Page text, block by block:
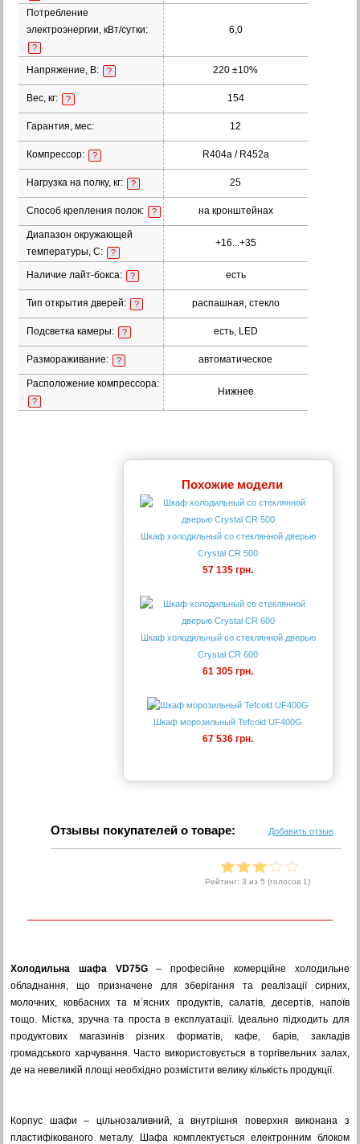
Потребление
электроэнергии, кВт/сутки:
?
6,0
Напряжение, В: ? 220 ±10%
Вес, кг: ? 154
Гарантия, мес: 12
Компрессор: ? R404a / R452a
Нагрузка на полку, кг: ? 25
Способ крепления полок: ? на кронштейнах
Диапазон окружающей
температуры, С:
?
+16...+35
Наличие лайт-бокса: ? есть
Тип открытия дверей: ? распашная, стекло
Подсветка камеры: ? есть, LED
Размораживание: ? автоматическое
Расположение компрессора:
?
Нижнее
Похожие модели
Шкаф холодильный со стеклянной дверью
Crystal CR 500
57 135 грн.
Шкаф холодильный со стеклянной дверью
Crystal CR 600
61 305 грн.
Шкаф морозильный Tefcold UF400G
67 536 грн.
Отзывы покупателей о товаре: Добавить отзыв
Рейтинг: 3 из 5 (голосов 1)
Холодильна шафа VD75G– професійне комерційне холодильне
обладнання, що призначене для зберігання та реалізації сирних,
молочних, ковбасних та м`ясних продуктів, салатів, десертів, напоїв
тощо. Містка, зручна та проста в експлуатації. Ідеально підходить для
продуктових магазинів різних форматів, кафе, барів, закладів
громадського харчування. Часто використовується в торгівельних залах,
де на невеликій площі необхідно розмістити велику кількість продукції.
Корпус шафи – цільнозаливний, а внутрішня поверхня виконана з
пластифікованого металу. Шафа комплектується електронним блоком